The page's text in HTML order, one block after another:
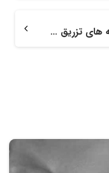
تزریق ژل به بینی + هزینه های تزریق ژل به بینی